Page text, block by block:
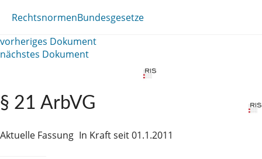
RechtsnormenBundesgesetze
vorheriges Dokument
nächstes Dokument
§ 21 ArbVG
Aktuelle Fassung In Kraft seit 01.1.2011